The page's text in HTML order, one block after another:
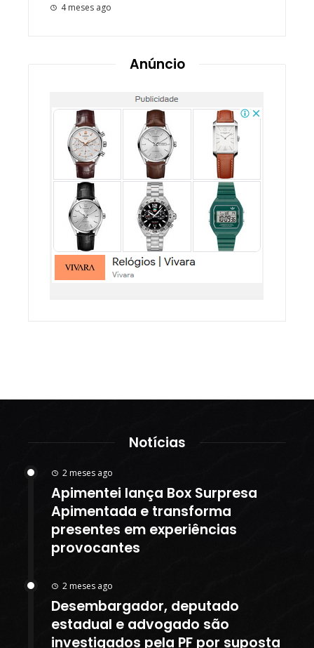
4 meses ago
Anúncio
Notícias
2 meses ago
Apimentei lança Box Surpresa
Apimentada e transforma
presentes em experiências
provocantes
2 meses ago
Desembargador, deputado
estadual e advogado são
investigados pela PF por suposta